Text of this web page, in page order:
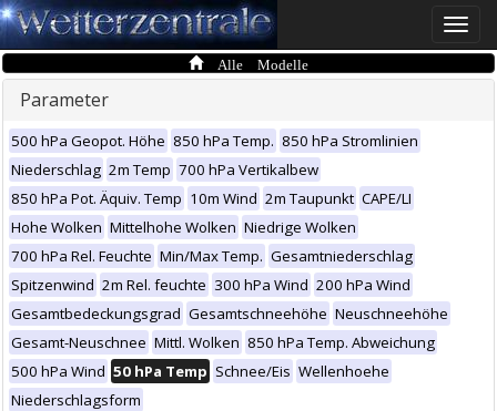
Toggle
Alle Modelle
Parameter
500 hPa Geopot. Höhe 850 hPa Temp. 850 hPa Stromlinien
Niederschlag 2m Temp 700 hPa Vertikalbew
850 hPa Pot. Äquiv. Temp 10m Wind 2m Taupunkt CAPE/LI
Hohe Wolken Mittelhohe Wolken Niedrige Wolken
700 hPa Rel. Feuchte Min/Max Temp. Gesamtniederschlag
Spitzenwind 2m Rel. feuchte 300 hPa Wind 200 hPa Wind
Gesamtbedeckungsgrad Gesamtschneehöhe Neuschneehöhe
Gesamt-Neuschnee Mittl. Wolken 850 hPa Temp. Abweichung
500 hPa Wind 50 hPa Temp Schnee/Eis Wellenhoehe
Niederschlagsform